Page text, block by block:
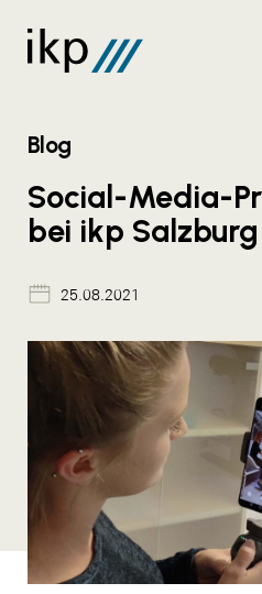
Blog
Social-Media-
bei ikp Salzburg
25.08.2021